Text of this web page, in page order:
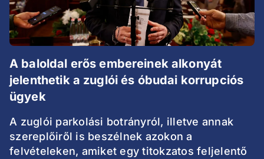
A baloldal erős embereinek alkonyát
jelenthetik a zuglói és óbudai korrupciós
ügyek
A zuglói parkolási botrányról, illetve annak
szereplőiről is beszélnek azokon a
felvételeken, amiket egy titokzatos feljelentő